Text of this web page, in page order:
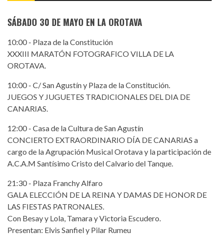
SÁBADO 30 DE MAYO EN LA OROTAVA
10:00 - Plaza de la Constitución
XXXIII MARATÓN FOTOGRAFICO VILLA DE LA
OROTAVA.
10:00 - C/ San Agustín y Plaza de la Constitución.
JUEGOS Y JUGUETES TRADICIONALES DEL DIA DE
CANARIAS.
12:00 - Casa de la Cultura de San Agustín
CONCIERTO EXTRAORDINARIO DÍA DE CANARIAS a
cargo de la Agrupación Musical Orotava y la participación de
A.C.A.M Santísimo Cristo del Calvario del Tanque.
21:30 - Plaza Franchy Alfaro
GALA ELECCIÓN DE LA REINA Y DAMAS DE HONOR DE
LAS FIESTAS PATRONALES.
Con Besay y Lola, Tamara y Victoria Escudero.
Presentan: Elvis Sanfiel y Pilar Rumeu